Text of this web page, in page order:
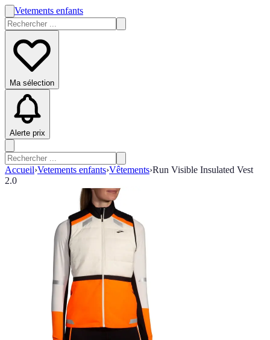
Vetements enfants
Ma sélection
Alerte prix
Accueil›Vetements enfants›Vêtements›Run Visible Insulated Vest
2.0